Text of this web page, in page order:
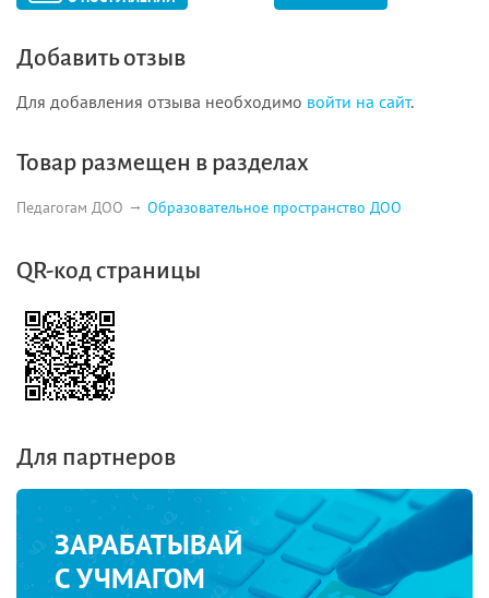
Подготовительная к школе группа (от шести до семи лет)
49
Добавить отзыв
Для добавления отзыва необходимо войти на сайт.
Товар размещен в разделах
Педагогам ДОО Образовательное пространство ДОО
QR-код страницы
Для партнеров
ЗАРАБАТЫВАЙ
С УЧМАГОМ